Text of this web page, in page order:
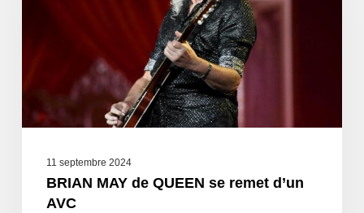
11 septembre 2024
BRIAN MAY de QUEEN se remet d’un
AVC